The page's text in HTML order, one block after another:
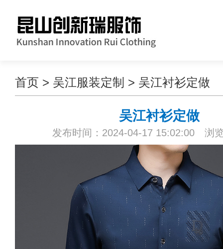
首页 > 吴江服装定制 > 吴江衬衫定做
吴江衬衫定做
发布时间：2024-04-17 15:02:00 浏